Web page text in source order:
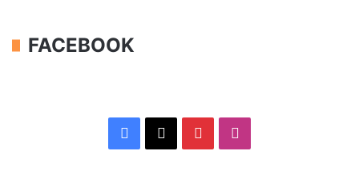
FACEBOOK
Facebook
X Pinterest